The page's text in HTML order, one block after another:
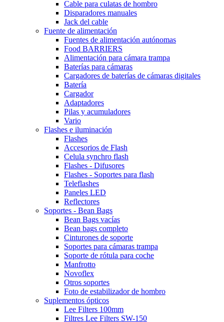
Cable para culatas de hombro
Disparadores manuales
Jack del cable
Fuente de alimentación
Fuentes de alimentación autónomas
Food BARRIERS
Alimentación para cámara trampa
Baterías para cámaras
Cargadores de baterías de cámaras digitales
Batería
Cargador
Adaptadores
Pilas y acumuladores
Vario
Flashes e iluminación
Flashes
Accesorios de Flash
Celula synchro flash
Flashes - Difusores
Flashes - Soportes para flash
Teleflashes
Paneles LED
Reflectores
Soportes - Bean Bags
Bean Bags vacías
Bean bags completo
Cinturones de soporte
Soportes para cámaras trampa
Soporte de rótula para coche
Manfrotto
Novoflex
Otros soportes
Foto de estabilizador de hombro
Suplementos ópticos
Lee Filters 100mm
Filtres Lee Filters SW-150